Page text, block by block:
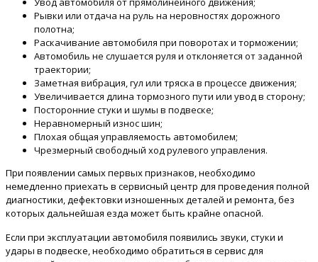
Рывки или отдача на руль на неровностях дорожного
полотна;
Раскачивание автомобиля при поворотах и торможении;
Автомобиль не слушается руля и отклоняется от заданной
траектории;
Заметная вибрация, гул или тряска в процессе движения;
Увеличивается длина тормозного пути или увод в сторону;
Посторонние стуки и шумы в подвеске;
Неравномерный износ шин;
Плохая общая управляемость автомобилем;
Чрезмерный свободный ход рулевого управления.
При появлении самых первых признаков, необходимо
немедленно приехать в сервисный центр для проведения полной
диагностики, дефектовки изношенных деталей и ремонта, без
которых дальнейшая езда может быть крайне опасной.
Если при эксплуатации автомобиля появились звуки, стуки и
удары в подвеске, необходимо обратиться в сервис для